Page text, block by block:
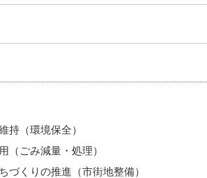
持（環境保全）
（ごみ減量・処理）
づくりの推進（市街地整備）